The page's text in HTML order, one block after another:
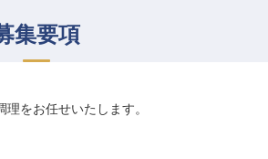
集要項
理をお任せいたします。